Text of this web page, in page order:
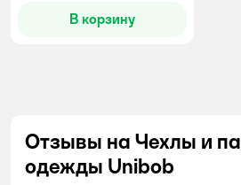
В корзину
Отзывы на Чехлы и
одежды Unibob